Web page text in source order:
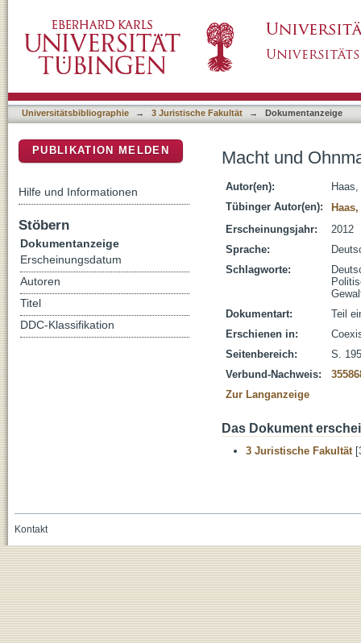
Universitätsbibliographie → 3 Juristische Fakultät → Dokumentanzeige
Macht und
Autor(en):
Tübinger Autor(en):
Erscheinungsjahr:
2012
Sprache:
Schlagworte:
Dokumentart:
Teil
Erschienen in:
Seitenbereich:
S.
Verbund-Nachweis:
Zur Langanzeige
Das Dokument
3 Juristische Fakultät
PUBLIKATION MELDEN
Hilfe und Informationen
Stöbern
Dokumentanzeige
Erscheinungsdatum
Autoren
Titel
DDC-Klassifikation
Kontakt